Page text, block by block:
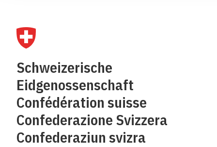
Schweizerische
Eidgenossenschaft
Confédération suisse
Confederazione Svizzera
Confederaziun svizra